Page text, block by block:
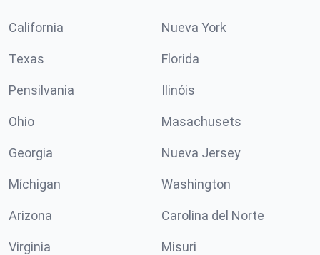
California Nueva York
Texas Florida
Pensilvania Ilinóis
Ohio Masachusets
Georgia Nueva Jersey
Míchigan Washington
Arizona Carolina del Norte
Virginia Misuri